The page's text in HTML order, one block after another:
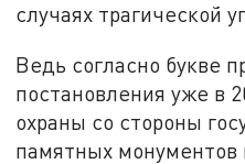
случаях трагической
Ведь согласно букве
постановления уже в
охраны со стороны
памятных монументов